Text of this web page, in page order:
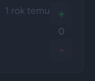
1 rok temu +
0
-